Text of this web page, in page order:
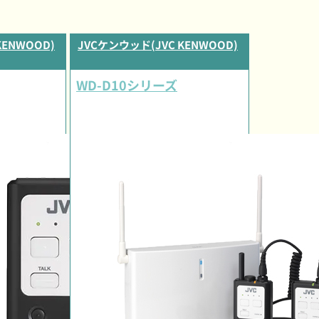
JVCケンウッド(JVC KENWOOD)
WD-D10シリーズ